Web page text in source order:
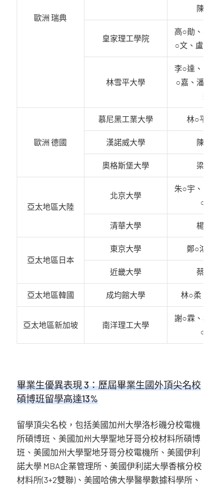
歐洲 瑞典
陳○葳
皇家理工學院
高○勛、李○
○文、盧○綸
林雪平大學
李○達、張○
○嘉、潘○佑
逸
歐洲 德國
慕尼黑工業大學 林○平(一
漢諾威大學 陳○齊
奧格斯堡大學 梁○為
亞太地區大陸
北京大學
朱○宇、温○
○揚
清華大學 楊○銘
亞太地區日本
東京大學 鄭○鴻(一
近畿大學 蔡○軒
亞太地區韓國 成均館大學 林○柔、林
亞太地區新加坡 南洋理工大學
謝○霖、林○
○傑
畢業生優異表現 3：歷屆畢業生國外頂尖名校
碩博班留學高達13%
留學頂尖名校，包括美國加州大學洛杉磯分校電機
所碩博班、美國加州大學聖地牙哥分校材料所碩博
班、美國加州大學聖地牙哥分校電機所、美國伊利
諾大學 MBA企業管理所、美國伊利諾大學香檳分校
材料所(3+2雙聯)、美國哈佛大學醫學數據科學所、